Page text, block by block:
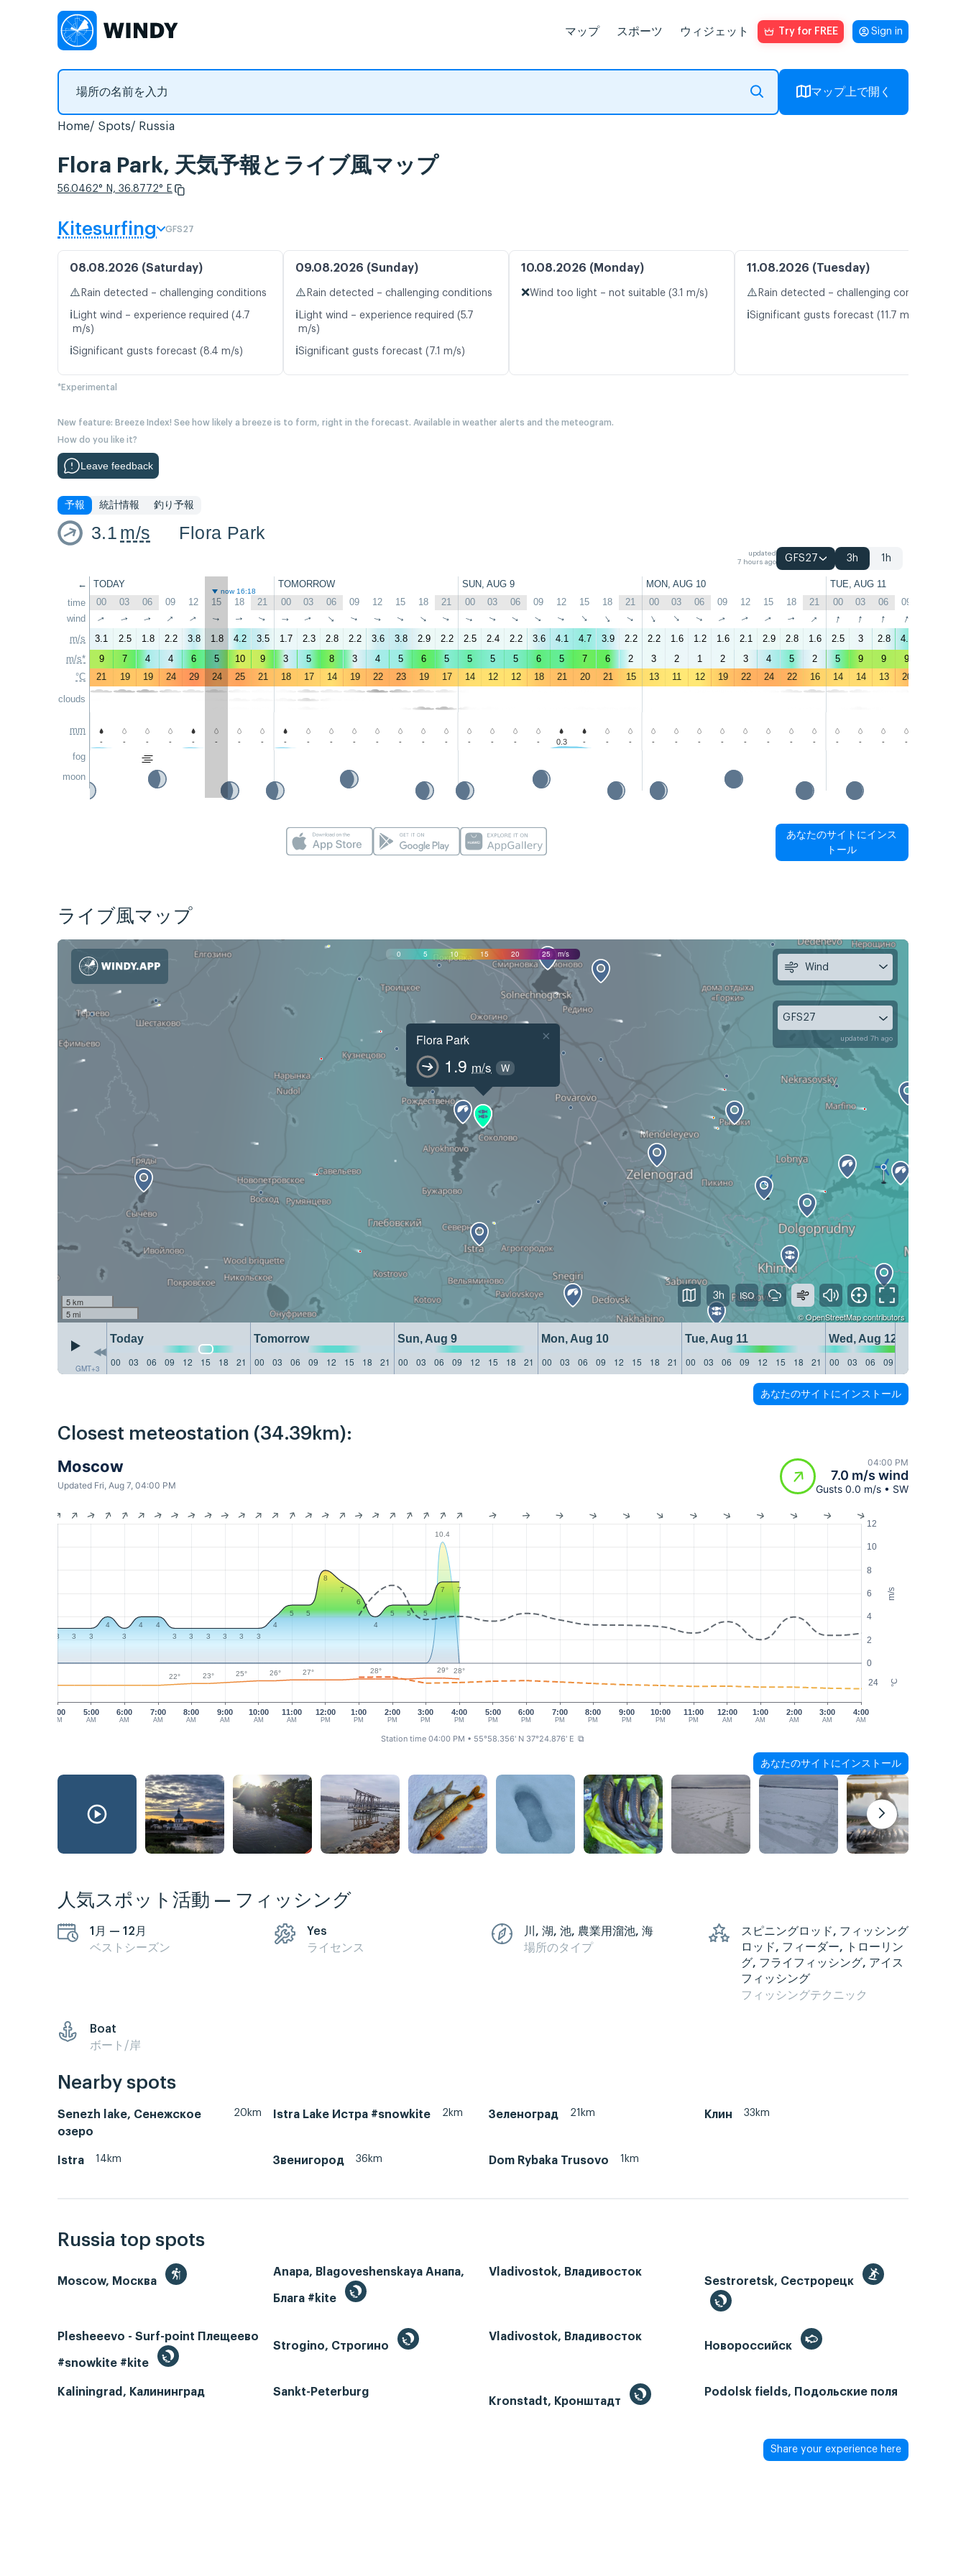
マップ スポーツ ウィジェット Try for FREE Sign in
マップ上で開く
Home Spots Russia
Flora Park, 天気予報とライブ風マップ
56.0462° N, 36.8772° E
Kitesurfing GFS27
08.08.2026 (Saturday)
⚠️ Rain detected – challenging conditions
ℹ️ Light wind – experience required (4.7
m/s)
ℹ️Significant gusts forecast (8.4 m/s)
09.08.2026 (Sunday)
⚠️ Rain detected – challenging conditions
ℹ️ Light wind – experience required (5.7
m/s)
ℹ️Significant gusts forecast (7.1 m/s)
10.08.2026 (Monday)
❌Wind too light – not suitable (3.1 m/s)
11.08.2026 (Tuesday)
⚠️ Rain detected – challenging conditions
ℹ️Significant gusts forecast (11.7 m/s)
*Experimental
New feature: Breeze Index! See how likely a breeze is to form, right in the forecast. Available in weather alerts and the meteogram.
How do you like it?
Leave feedback
予報 統計情報 釣り予報
3.1 m/s Flora Park
updated
7 hours ago
GFS27 3h 1h
←
time
wind
m/s
m/s*
°C
clouds
mm
fog
moon
TODAY TOMORROW SUN, AUG 9 MON, AUG 10 TUE, AUG 11
now 16:18
00 03 06 09 12 15 18 21 00 03 06 09 12 15 18 21 00 03 06 09 12 15 18 21 00 03 06 09 12 15 18 21 00 03 06 09
↑ ↑ ↑ ↑ ↑ ↑ ↑ ↑ ↑ ↑ ↑ ↑ ↑ ↑ ↑ ↑ ↑ ↑ ↑ ↑ ↑ ↑ ↑ ↑ ↑ ↑ ↑ ↑ ↑ ↑ ↑ ↑ ↑ ↑ ↑ ↑
3.1 2.5 1.8 2.2 3.8 1.8 4.2 3.5 1.7 2.3 2.8 2.2 3.6 3.8 2.9 2.2 2.5 2.4 2.2 3.6 4.1 4.7 3.9 2.2 2.2 1.6 1.2 1.6 2.1 2.9 2.8 1.6 2.5 3 2.8 4.6
9
7 4 4 6 5 10 9 3 5 8 3 4 5 6 5 5 5 5 6 5 7 6 2 3 2 1 2 3 4 5 2 5 9 9 9
21
19 19 24 29 24 25 21 18 17 14 19 22 23 19 17 14 12 12 18 21 20 21 15 13 11 12 19 22 24 22 16 14 14 13 20
- - - - - - - - - - - - - - - - - - - - 0.3 - - - - - - - - - - - - - - -
あなたのサイトにインス
トール
ライブ風マップ
0 5 10 15 20 25 m/s
Flora Park
1.9 m/s W
×
5 km
5 mi
©OpenStreetMapcontributors
GMT+3
Today Tomorrow Sun, Aug 9 Mon, Aug 10 Tue, Aug 11
Wed, Aug 12
00
03 06 09 12 15 18 21 00 03 06 09 12 15 18 21 00 03 06 09 12 15 18 21 00 03 06 09 12 15 18 21 00 03 06 09 12 15 18 21 00 03 06 09
Wind
GFS27
updated 7h ago
3h
あなたのサイトにインストール
Closest meteostation (34.39km):
Moscow
Updated Fri, Aug 7, 04:00 PM
04:00 PM
7.0 m/s wind
Gusts 0.0 m/s • SW
m/s
°C
0
2
4
6
8
10
12
24
4:00
AM
5:00
AM
6:00
AM
7:00
AM
8:00
AM
9:00
AM
10:00
AM
11:00
AM
12:00
PM
1:00
PM
2:00
PM
3:00
PM
4:00
PM
5:00
PM
6:00
PM
7:00
PM
8:00
PM
9:00
PM
10:00
PM
11:00
PM
12:00
AM
1:00
AM
2:00
AM
4:00
AM
3:00
AM
10.4
3 3 3
4
3
4
4
3
3 3 3 3 3
4
5 5
8
7
6
4
5 5 5
7 7
22° 23° 25° 26° 27° 28° 29° 28°
Station time 04:00 PM • 55°58.356' N 37°24.876' E ⧉
あなたのサイトにインストール
人気スポット活動 — フィッシング
1月 — 12月
ベストシーズン
Yes
ライセンス
川, 湖, 池, 農業用溜池, 海
場所のタイプ
スピニングロッド, フィッシング
ロッド, フィーダー, トローリン
グ, フライフィッシング, アイス
フィッシング
フィッシングテクニック
Boat
ボート/岸
Nearby spots
Senezh lake, Сенежское
озеро
20km Istra Lake Истра #snowkite 2km Зеленоград 21km Клин 33km
Istra 14km Звенигород 36km Dom Rybaka Trusovo 1km
Russia top spots
Moscow, Москва
Anapa, Blagoveshenskaya Анапа,
Блага #kite
Vladivostok, Владивосток
Sestroretsk, Сестрорецк
Plesheeevo - Surf-point Плещеево
#snowkite #kite
Strogino, Строгино
Vladivostok, Владивосток
Новороссийск
Kaliningrad, Калининград
Sankt-Peterburg
Kronstadt, Кронштадт
Podolsk fields, Подольские поля
Share your experience here